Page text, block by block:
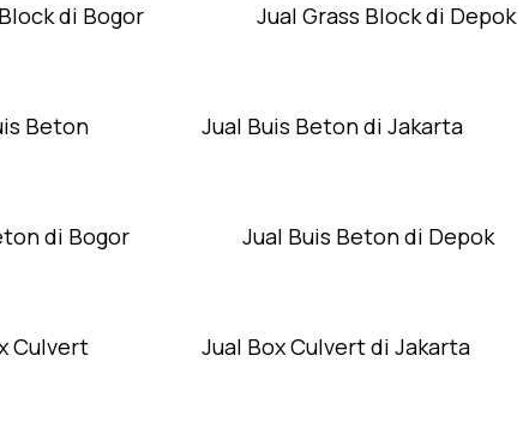
di Bogor Jual Grass Block di Depok
Beton Jual Buis Beton di Jakarta
di Bogor Jual Buis Beton di Depok
Culvert Jual Box Culvert di Jakarta